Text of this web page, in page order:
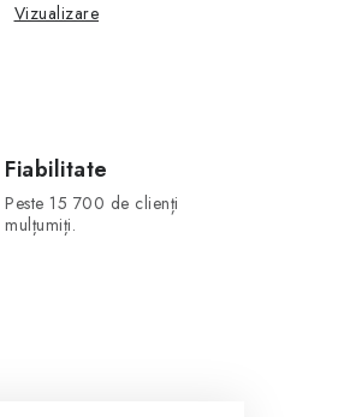
Vizualizare
Fiabilitate
Peste 15 700 de clienți
mulțumiți.